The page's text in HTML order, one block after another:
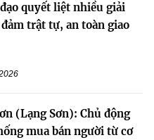
quyết liệt nhiều giải
trật tự, an toàn giao
(Lạng Sơn): Chủ động
mua bán người từ cơ